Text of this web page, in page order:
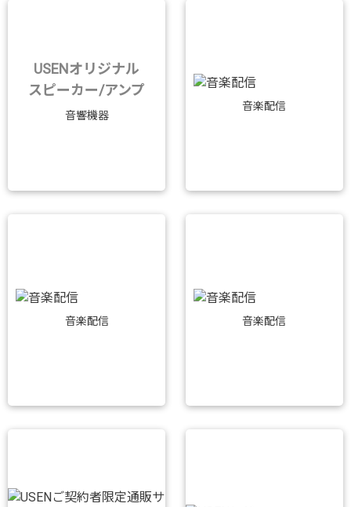
USENオリジナル
スピーカー/アンプ
音響機器
音楽配信
音楽配信 音楽配信